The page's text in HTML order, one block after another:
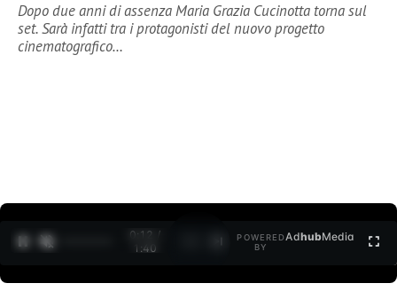
Dopo due anni di assenza Maria Grazia Cucinotta torna sul
set. Sarà infatti tra i protagonisti del nuovo progetto
cinematografico…
0:13 /
1:40
POWERED
BY
AdhubMedia